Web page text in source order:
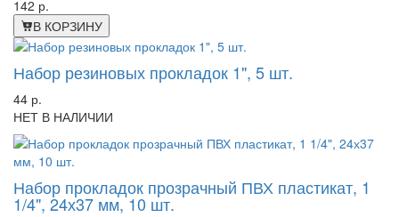
142 р.
В КОРЗИНУ
Набор резиновых прокладок 1", 5 шт.
44 р.
НЕТ В НАЛИЧИИ
Набор прокладок прозрачный ПВХ пластикат, 1
1/4", 24х37 мм, 10 шт.